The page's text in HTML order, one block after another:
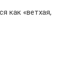
как «ветхая,